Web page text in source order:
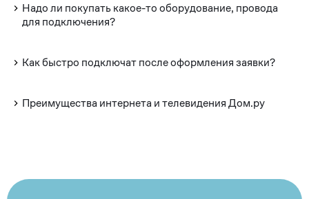
Надо ли покупать какое-то оборудование, провода
для подключения?
Как быстро подключат после оформления заявки?
Преимущества интернета и телевидения Дом.ру